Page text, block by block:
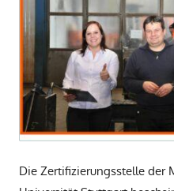
Die Zertifizierungsstelle der